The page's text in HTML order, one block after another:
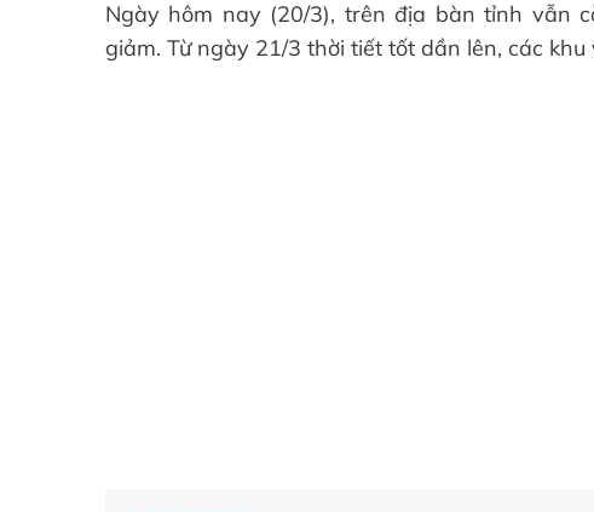
Ngày hôm nay (20/3), trên địa bàn tỉnh vẫn
giảm. Từ ngày 21/3 thời tiết tốt dần lên, các